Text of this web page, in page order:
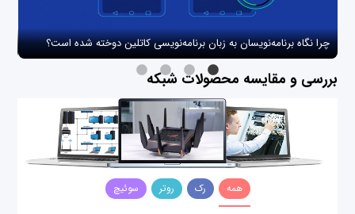
چرا نگاه برنامه‌نویسان به زبان برنامه‌نویسی کاتلین دوخته شده است؟
بررسی و مقایسه محصولات شبکه
همه رک روتر سوئیچ